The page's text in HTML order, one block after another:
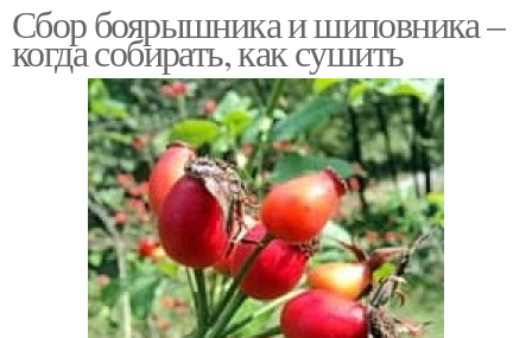
Сбор боярышника и шиповника –
когда собирать, как сушить